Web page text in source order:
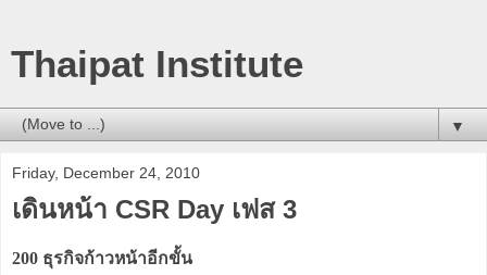
Thaipat Institute
▼
Friday, December 24, 2010
เดินหน้า CSR Day เฟส 3
200 ธุรกิจก้าวหน้าอีกขั้น